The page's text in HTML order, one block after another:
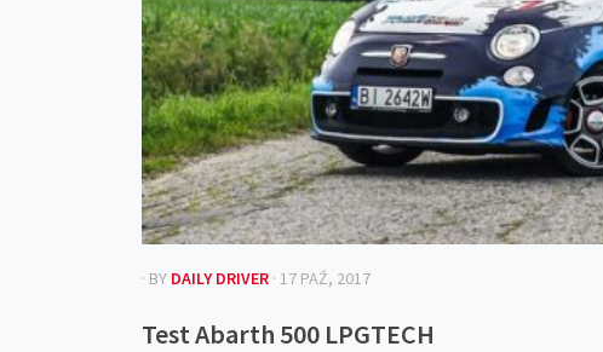
· BY DAILY DRIVER · 17 PAŹ, 2017
Test Abarth 500 LPGTECH